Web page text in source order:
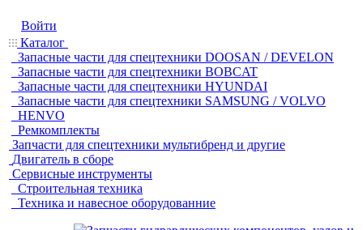
Войти
Каталог
Запасные части для спецтехники DOOSAN / DEVELON
Запасные части для спецтехники BOBCAT
Запасные части для спецтехники HYUNDAI
Запасные части для спецтехники SAMSUNG / VOLVO
HENVO
Ремкомплекты
Запчасти для спецтехники мультибренд и другие
Двигатель в сборе
Сервисные инструменты
Строительная техника
Техника и навесное оборудованние